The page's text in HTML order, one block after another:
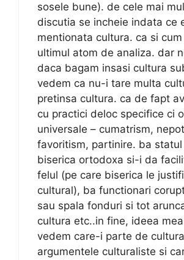
sosele bune). de cele mai
discutia se incheie indata ce
mentionata cultura. ca si
ultimul atom de analiza. dar
daca bagam insasi cultura
vedem ca nu-i tare multa
pretinsa cultura. ca de fapt
cu practici deloc specifice ci
universale – cumatrism,
favoritism, partinire. ba
biserica ortodoxa si-i da
felul (pe care biserica le
cultural), ba functionari
sau spala fonduri si tot
cultura etc..in fine, ideea
vedem care-i parte de
argumentele culturaliste si